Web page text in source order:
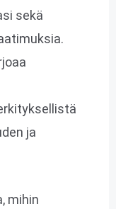
sekä
ja
mihin